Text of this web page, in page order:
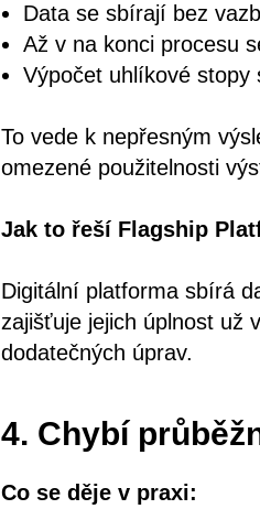
Data se sbírají bez
Až v na konci procesu
Výpočet uhlíkové stopy
To vede k nepřesným
omezené použitelnosti
Jak to řeší Flagship
Digitální platforma sbírá
zajišťuje jejich úplnost už
dodatečných úprav.
4. Chybí
Co se děje v praxi: